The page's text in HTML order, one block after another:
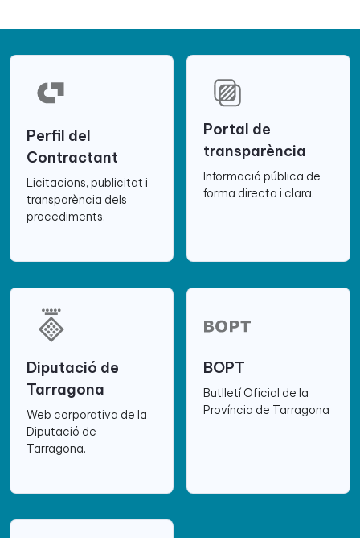
Perfil del
Contractant
Licitacions, publicitat i
transparència dels
procediments.
Portal de
transparència
Informació pública de
forma directa i clara.
Diputació de
Tarragona
Web corporativa de la
Diputació de
Tarragona.
BOPT
Butlletí Oficial de la
Província de Tarragona